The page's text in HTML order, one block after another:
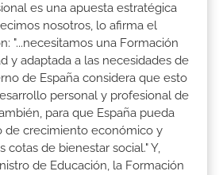
es una apuesta estratégica
nosotros, lo afirma el
"...necesitamos una Formación
y adaptada a las necesidades de
de España considera que esto
personal y profesional de
para que España pueda
de crecimiento económico y
cotas de bienestar social." Y,
de Educación, la Formación